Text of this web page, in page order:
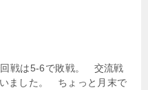
戦は5-6で敗戦。 交流戦
ました。 ちょっと月末で